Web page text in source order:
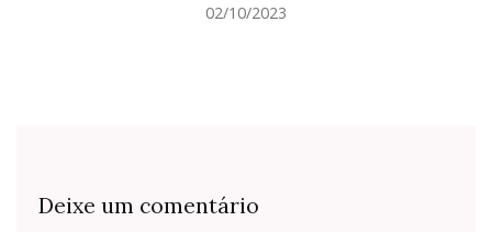
02/10/2023
Deixe um comentário